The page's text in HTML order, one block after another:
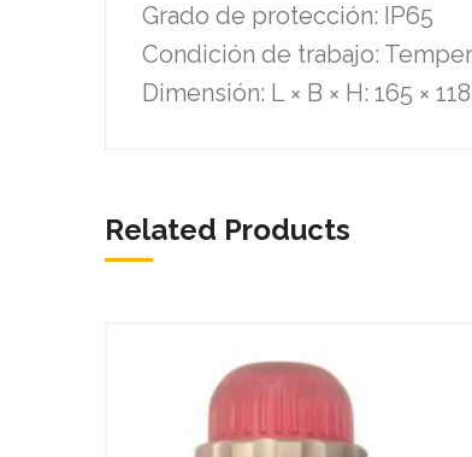
Grado de protección: IP65
Condición de trabajo:
Dimensión: L × B × H: 165 ×
Related Products